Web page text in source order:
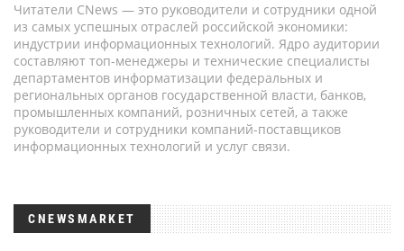
Читатели CNews — это руководители и сотрудники одной
из самых успешных отраслей российской экономики:
индустрии информационных технологий. Ядро аудитории
составляют топ-менеджеры и технические специалисты
департаментов информатизации федеральных и
региональных органов государственной власти, банков,
промышленных компаний, розничных сетей, а также
руководители и сотрудники компаний-поставщиков
информационных технологий и услуг связи.
CNEWSMARKET